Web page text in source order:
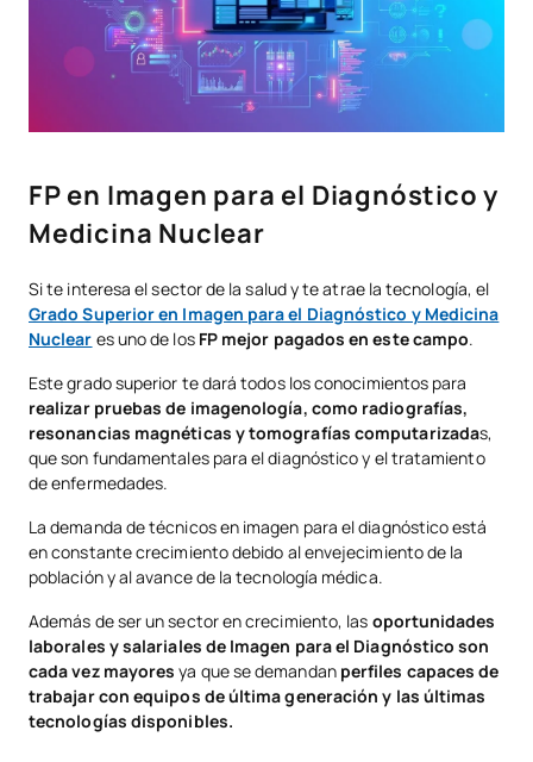
FP en Imagen para el Diagnóstico y
Medicina Nuclear
Si te interesa el sector de la salud y te atrae la tecnología, el
Grado Superior en Imagen para el Diagnóstico y Medicina
Nuclear es uno de losFP mejor pagados en este campo.
Este grado superior te dará todos los conocimientos para
realizar pruebas de imagenología, como radiografías,
resonancias magnéticas y tomografías computarizadas,
que son fundamentales para el diagnóstico y el tratamiento
de enfermedades.
La demanda de técnicos en imagen para el diagnóstico está
en constante crecimiento debido al envejecimiento de la
población y al avance de la tecnología médica.
Además de ser un sector en crecimiento, las oportunidades
laborales y salariales de Imagen para el Diagnóstico son
cada vez mayores ya que se demandanperfiles capaces de
trabajar con equipos de última generación y las últimas
tecnologías disponibles.